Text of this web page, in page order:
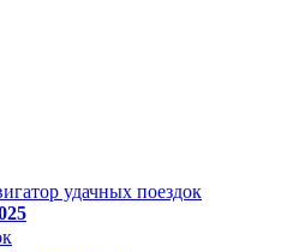
удачных поездок